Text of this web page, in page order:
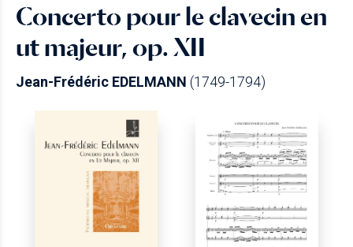
Concerto pour le clavecin en
ut majeur, op. XII
Jean-Frédéric EDELMANN (1749-1794)